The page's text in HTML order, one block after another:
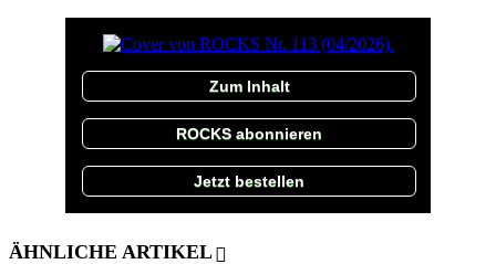
Zum Inhalt
ROCKS abonnieren
Jetzt bestellen
ÄHNLICHE ARTIKEL